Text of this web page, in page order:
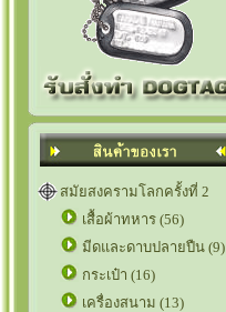
สมัยสงครามโลกครั้งที่ 2
เสื้อผ้าทหาร (56)
มีดและดาบปลายปืน (9)
กระเป๋า (16)
เครื่องสนาม (13)